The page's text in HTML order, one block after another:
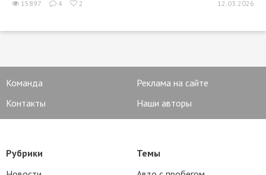
15897 4 2 12.03.2026
Команда
Реклама на сайте
Контакты
Наши авторы
Рубрики
Темы